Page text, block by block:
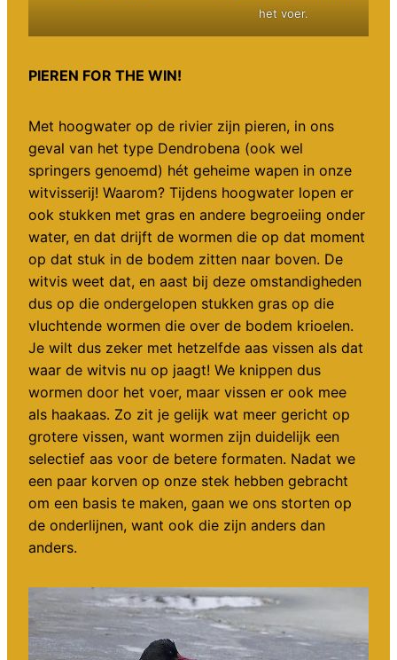
het voer.
PIEREN FOR THE WIN!
Met hoogwater op de rivier zijn pieren, in ons
geval van het type Dendrobena (ook wel
springers genoemd) hét geheime wapen in onze
witvisserij! Waarom? Tijdens hoogwater lopen er
ook stukken met gras en andere begroeiing onder
water, en dat drijft de wormen die op dat moment
op dat stuk in de bodem zitten naar boven. De
witvis weet dat, en aast bij deze omstandigheden
dus op die ondergelopen stukken gras op die
vluchtende wormen die over de bodem krioelen.
Je wilt dus zeker met hetzelfde aas vissen als dat
waar de witvis nu op jaagt! We knippen dus
wormen door het voer, maar vissen er ook mee
als haakaas. Zo zit je gelijk wat meer gericht op
grotere vissen, want wormen zijn duidelijk een
selectief aas voor de betere formaten. Nadat we
een paar korven op onze stek hebben gebracht
om een basis te maken, gaan we ons storten op
de onderlijnen, want ook die zijn anders dan
anders.